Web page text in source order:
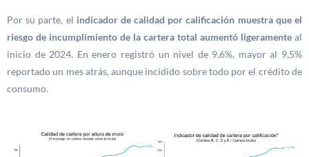
Por su parte, el indicador de calidad por calificación muestra que el
riesgo de incumplimiento de la cartera total aumentó ligeramente al
inicio de 2024. En enero registró un nivel de 9,6%, mayor al 9,5%
reportado un mes atrás, aunque incidido sobre todo por el crédito de
consumo.